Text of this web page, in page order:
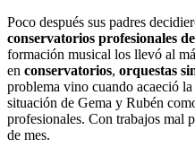
Poco después sus padres
conservatorios profesionales
formación musical los llevó al
en conservatorios, orquestas
problema vino cuando acaeció
situación de Gema y Rubén
profesionales. Con trabajos mal
de mes.